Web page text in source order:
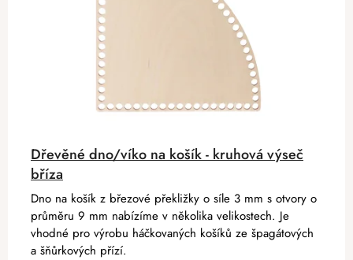
Dřevěné dno/víko na košík - kruhová výseč
bříza
Dno na košík z březové překližky o síle 3 mm s otvory o
průměru 9 mm nabízíme v několika velikostech. Je
vhodné pro výrobu háčkovaných košíků ze špagátových
a šňůrkových přízí.